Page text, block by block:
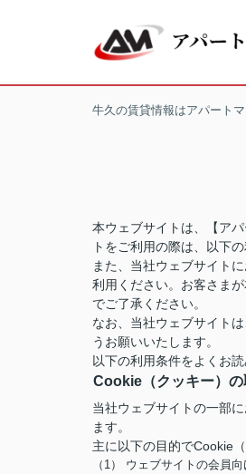
牛久の賃貸情報はアパート
本ウェブサイトは、【ア
トをご利用の際は、以下
また、当社ウェブサイト
利用ください。お客さま
でご了承ください。
なお、当社ウェブサイト
うお願いいたします。
以下の利用条件をよくお
Cookie（クッキー）の
当社ウェブサイトの一部
ます。
主に以下の目的でCookie
（1） ウェブサイトの会員